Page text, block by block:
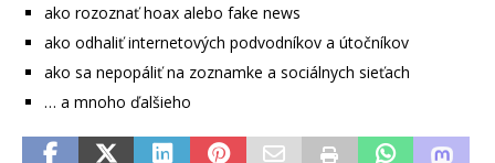
ako rozoznať hoax alebo fake news
ako odhaliť internetových podvodníkov a útočníkov
ako sa nepopáliť na zoznamke a sociálnych sieťach
… a mnoho ďalšieho